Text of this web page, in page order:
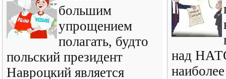
большим
упрощением
полагать, будто
польский президент
Навроцкий является
над